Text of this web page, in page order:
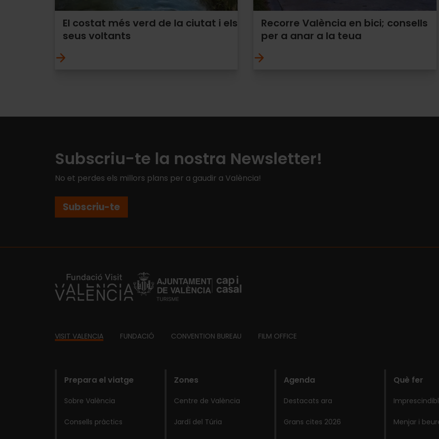
El costat més verd de la ciutat i els
seus voltants
Recorre València en bici; consells
per a anar a la teua
Subscriu-te la nostra Newsletter!
No et perdes els millors plans per a gaudir a València!
Subscriu-te
https://fundacion.visitvalencia.com/
Footer
VISIT VALENCIA FUNDACIÓ CONVENTION BUREAU FILM OFFICE
Prepara el viatge
Sobre València
Consells pràctics
Zones
Centre de València
Jardí del Túria
Agenda
Destacats ara
Grans cites 2026
Què fer
Menjar i